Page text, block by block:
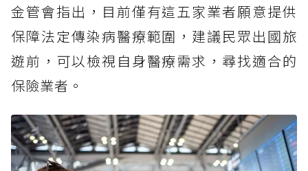
金管會指出，目前僅有這五家業者願意提供
保障法定傳染病醫療範圍，建議民眾出國旅
遊前，可以檢視自身醫療需求，尋找適合的
保險業者。